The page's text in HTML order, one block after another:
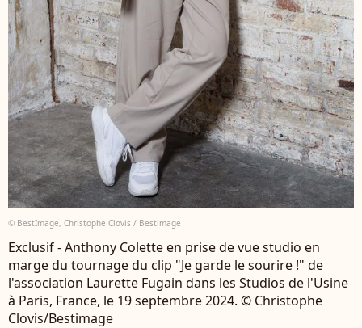
© BestImage, Christophe Clovis / Bestimage
Exclusif - Anthony Colette en prise de vue studio en
marge du tournage du clip "Je garde le sourire !" de
l'association Laurette Fugain dans les Studios de l'Usine
à Paris, France, le 19 septembre 2024. © Christophe
Clovis/Bestimage